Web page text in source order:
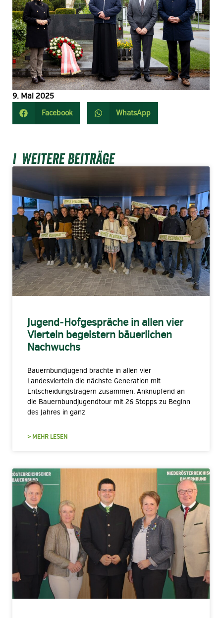
9. Mai 2025
Facebook WhatsApp
Weitere Beiträge
Jugend-Hofgespräche in allen vier
Vierteln begeistern bäuerlichen
Nachwuchs
Bauernbundjugend brachte in allen vier
Landesvierteln die nächste Generation mit
Entscheidungsträgern zusammen. Anknüpfend an
die Bauernbundjugendtour mit 26 Stopps zu Beginn
des Jahres in ganz
> MEHR LESEN